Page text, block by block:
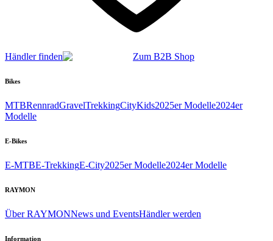
Händler finden Zum B2B Shop
Bikes
MTBRennradGravelTrekkingCityKids2025er Modelle2024er
Modelle
E-Bikes
E-MTBE-TrekkingE-City2025er Modelle2024er Modelle
RAYMON
Über RAYMONNews und EventsHändler werden
Information